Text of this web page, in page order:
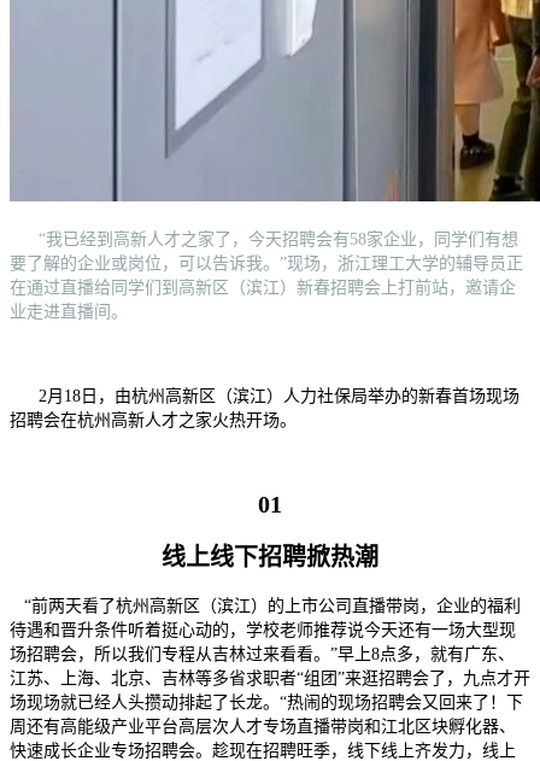
“我已经到高新人才之家了，今天招聘会有58家企业，同学们有想
要了解的企业或岗位，可以告诉我。”现场，浙江理工大学的辅导员正
在通过直播给同学们到高新区（滨江）新春招聘会上打前站，邀请企
业走进直播间。
2月18日，由杭州高新区（滨江）人力社保局举办的新春首场现场
招聘会在杭州高新人才之家火热开场。
01
线上线下招聘掀热潮
“前两天看了杭州高新区（滨江）的上市公司直播带岗，企业的福利
待遇和晋升条件听着挺心动的，学校老师推荐说今天还有一场大型现
场招聘会，所以我们专程从吉林过来看看。”早上8点多，就有广东、
江苏、上海、北京、吉林等多省求职者“组团”来逛招聘会了，九点才开
场现场就已经人头攒动排起了长龙。“热闹的现场招聘会又回来了！下
周还有高能级产业平台高层次人才专场直播带岗和江北区块孵化器、
快速成长企业专场招聘会。趁现在招聘旺季，线下线上齐发力，线上